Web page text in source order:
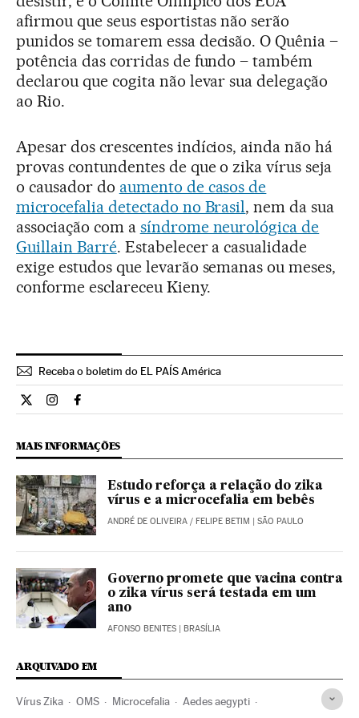
afirmou que seus esportistas não serão
punidos se tomarem essa decisão. O Quênia –
potência das corridas de fundo – também
declarou que cogita não levar sua delegação
ao Rio.
Apesar dos crescentes indícios, ainda não há
provas contundentes de que o zika vírus seja
o causador do aumento de casos de
microcefalia detectado no Brasil, nem da sua
associação com a síndrome neurológica de
Guillain Barré. Estabelecer a casualidade
exige estudos que levarão semanas ou meses,
conforme esclareceu Kieny.
Receba o boletim do EL PAÍS América
Internacional El País Brasil en Twitter
Internacional El País Brasil en Instagram
Internacional El País Brasil en Facebook
MAIS INFORMAÇÕES
Estudo reforça a relação do zika
vírus e a microcefalia em bebês
ANDRÉ DE OLIVEIRA / FELIPE BETIM | SÃO PAULO
Governo promete que vacina contra
o zika vírus será testada em um
ano
AFONSO BENITES | BRASÍLIA
ARQUIVADO EM
Vírus Zika OMS Microcefalia Aedes aegypti